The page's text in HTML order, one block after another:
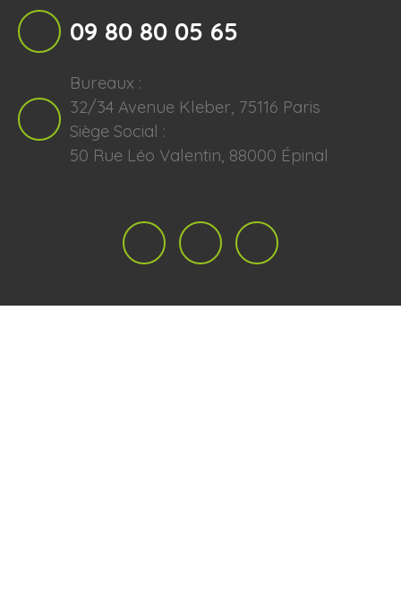
09 80 80 05 65
Bureaux :
32/34 Avenue Kleber, 75116 Paris
Siège Social :
50 Rue Léo Valentin, 88000 Épinal